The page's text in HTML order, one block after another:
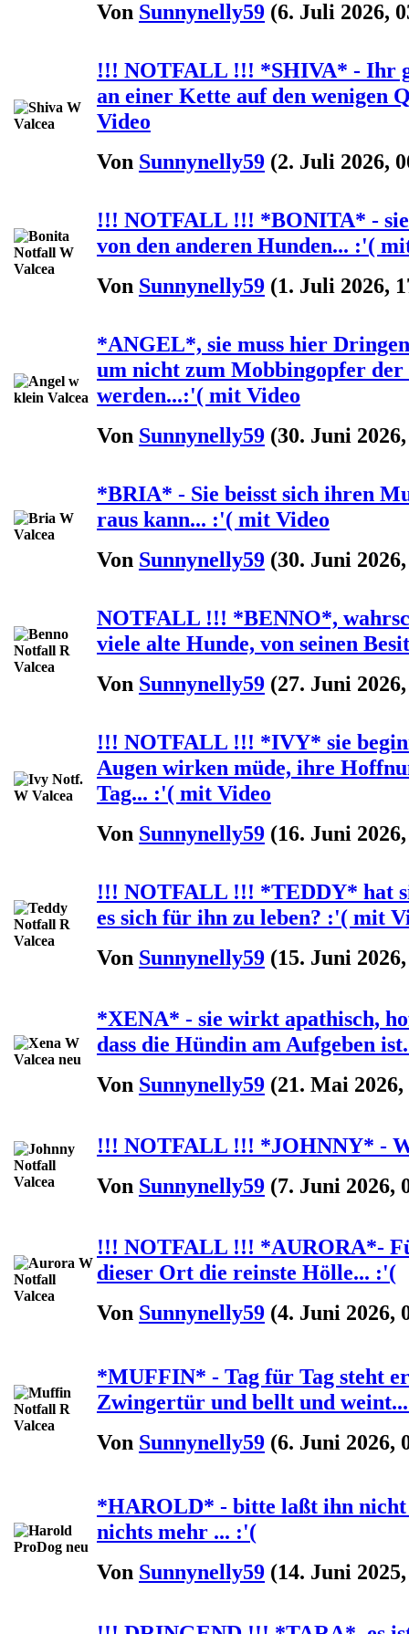
Von Sunnynelly59 (6. Juli 2026,
!!! NOTFALL !!! *SHIVA* - Ihr
an einer Kette auf den wenigen
Video
Von Sunnynelly59 (2. Juli 2026,
!!! NOTFALL !!! *BONITA* - sie
von den anderen Hunden... :'(
Von Sunnynelly59 (1. Juli 2026,
*ANGEL*, sie muss hier
um nicht zum Mobbingopfer
werden...:'( mit Video
Von Sunnynelly59 (30. Juni
*BRIA* - Sie beisst sich ihren
raus kann... :'( mit Video
Von Sunnynelly59 (30. Juni
NOTFALL !!! *BENNO*,
viele alte Hunde, von seinen
Von Sunnynelly59 (27. Juni
!!! NOTFALL !!! *IVY* sie
Augen wirken müde, ihre
Tag... :'( mit Video
Von Sunnynelly59 (16. Juni
!!! NOTFALL !!! *TEDDY* hat
es sich für ihn zu leben? :'( mit
Von Sunnynelly59 (15. Juni
*XENA* - sie wirkt apathisch,
dass die Hündin am Aufgeben
Von Sunnynelly59 (21. Mai 2026,
!!! NOTFALL !!! *JOHNNY* -
Von Sunnynelly59 (7. Juni 2026,
!!! NOTFALL !!! *AURORA*-
dieser Ort die reinste Hölle... :'(
Von Sunnynelly59 (4. Juni 2026,
*MUFFIN* - Tag für Tag steht
Zwingertür und bellt und
Von Sunnynelly59 (6. Juni 2026,
*HAROLD* - bitte laßt ihn
nichts mehr ... :'(
Von Sunnynelly59 (14. Juni